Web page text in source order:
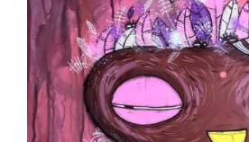
AJOUTER AU
DÉTAILS